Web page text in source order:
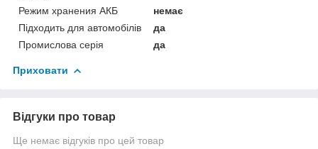
Режим хранения АКБ
немає
Підходить для автомобілів
да
Промислова серія
да
Приховати
Відгуки про товар
Ще немає відгуків про цей товар